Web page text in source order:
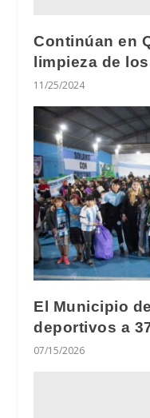
Continúan en
limpieza de
11/25/2024
El Municipio
deportivos a
07/15/2026